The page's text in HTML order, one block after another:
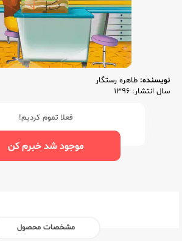
نویسنده: طاهره رستگار
سال انتشار: 1396
فعلا تموم کردیم!
موجود شد خبرم کن
مشخصات محصول